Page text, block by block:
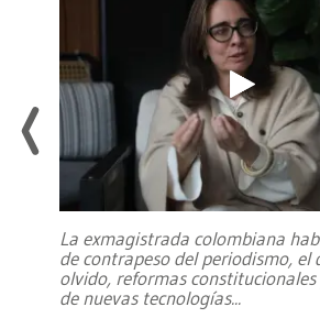
La exmagistrada colombiana
de contrapeso del periodismo, el
olvido, reformas constitucionales
de nuevas tecnologías...